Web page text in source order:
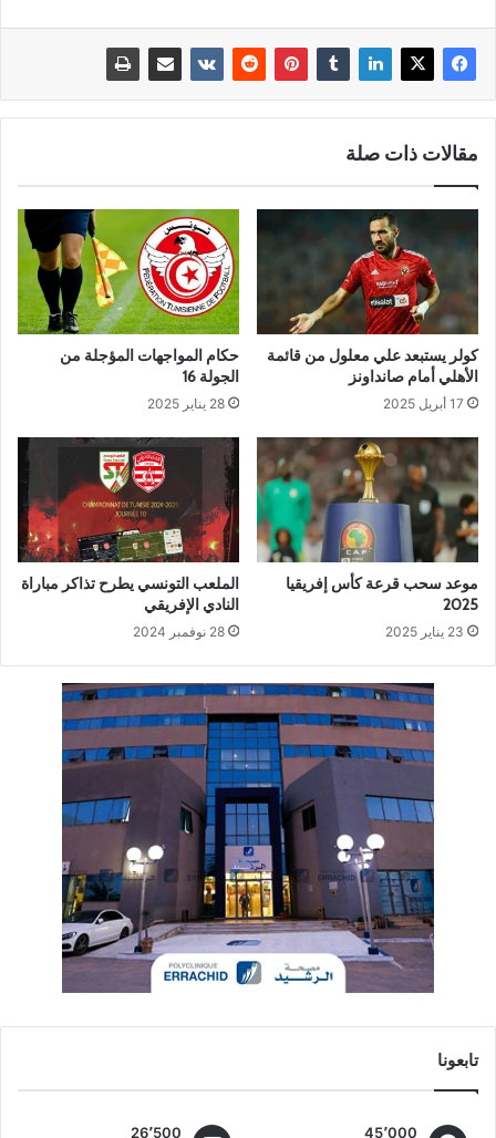
مقالات ذات صلة
كولر يستبعد علي معلول من قائمة
الأهلي أمام صانداونز
17 أبريل 2025
حكام المواجهات المؤجلة من
الجولة 16
28 يناير 2025
موعد سحب قرعة كأس إفريقيا
2025
23 يناير 2025
الملعب التونسي يطرح تذاكر مباراة
النادي الإفريقي
28 نوفمبر 2024
تابعونا
45٬000 26٬500